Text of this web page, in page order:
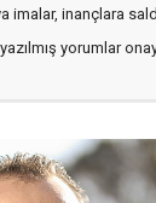
inançlara
yorumlar